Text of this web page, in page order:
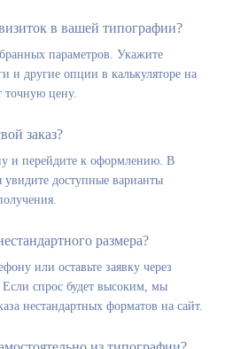
в вашей типографии?
параметров. Укажите
и другие опции в калькуляторе на
точную цену.
заказ?
и перейдите к оформлению. В
доступные варианты
размера?
или оставьте заявку через
спрос будет высоким, мы
нестандартных форматов на сайт.